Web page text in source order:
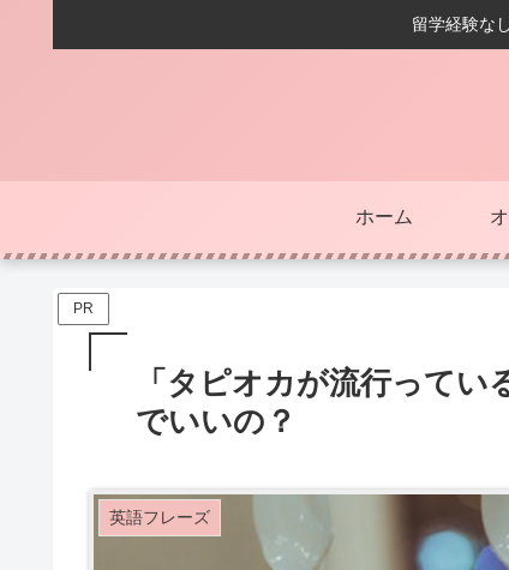
留学経験な
ホーム
PR
「タピオカが流行って
でいいの？
英語フレーズ